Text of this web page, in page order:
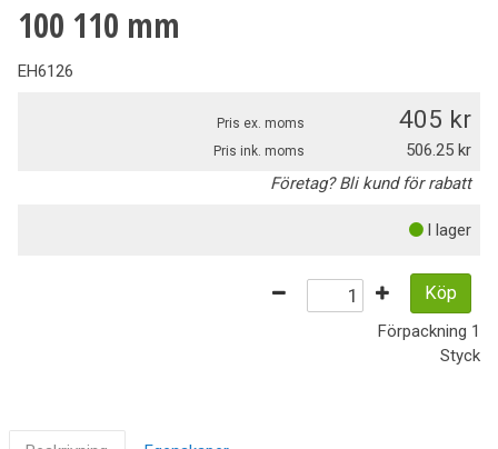
100 110 mm
EH6126
Pris ex. moms 405
Pris ink. moms
506.25
Företag? Bli kund för rabatt
I lager
Köp
Förpackning 1
Styck